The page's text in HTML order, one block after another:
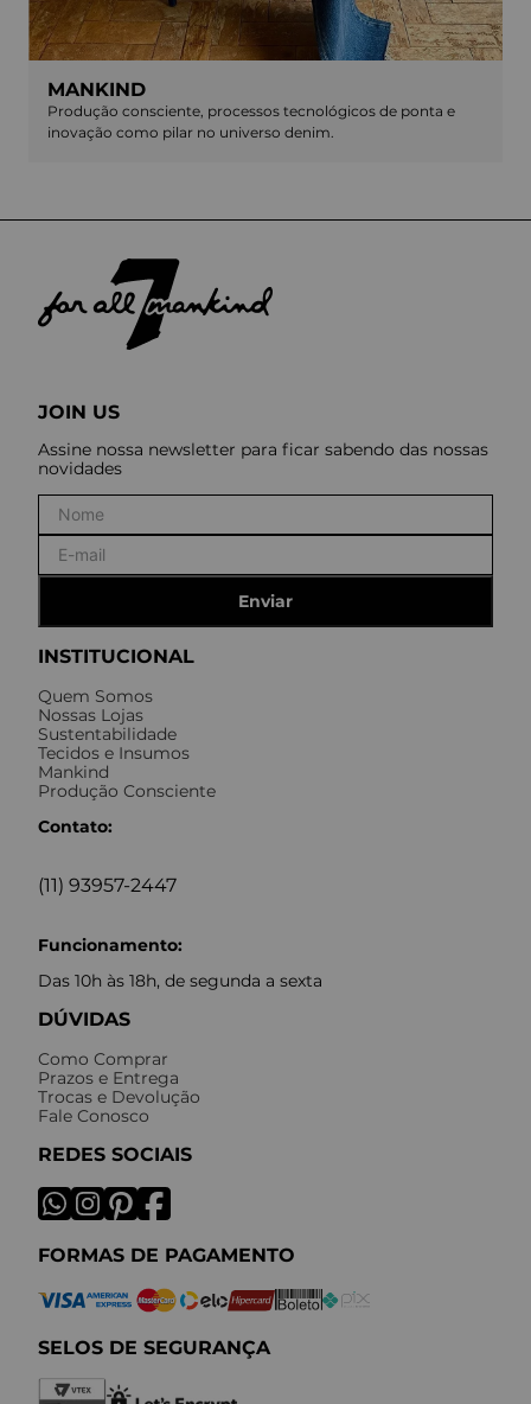
MANKIND
Produção consciente, processos tecnológicos de ponta e
inovação como pilar no universo denim.
INSTITUCIONAL
Quem Somos
Nossas Lojas
Sustentabilidade
Tecidos e Insumos
Mankind
Produção Consciente
Contato:
(11) 93957-2447
Funcionamento:
Das 10h às 18h, de segunda a sexta
DÚVIDAS
Como Comprar
Prazos e Entrega
Trocas e Devolução
Fale Conosco
REDES SOCIAIS
FORMAS DE PAGAMENTO
SELOS DE SEGURANÇA
JOIN US
Assine nossa newsletter para ficar sabendo das nossas
novidades
Enviar